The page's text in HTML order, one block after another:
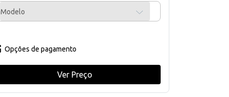
Modelo
Opções de pagamento
Ver Preço